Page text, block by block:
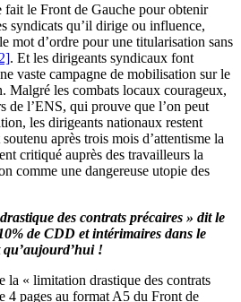
le Front de Gauche pour obtenir
syndicats qu’il dirige ou influence,
mot d’ordre pour une titularisation sans
. Et les dirigeants syndicaux font
vaste campagne de mobilisation sur le
Malgré les combats locaux courageux,
de l’ENS, qui prouve que l’on peut
les dirigeants nationaux restent
après trois mois d’attentisme la
critiqué auprès des travailleurs la
comme une dangereuse utopie des
des contrats précaires » dit le
de CDD et intérimaires dans le
!
la « limitation drastique des contrats
4 pages au format A5 du Front de